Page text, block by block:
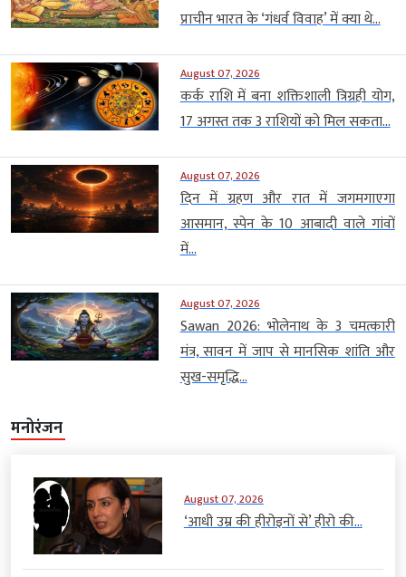
प्राचीन भारत के ‘गंधर्व विवाह’ में क्या थे...
August 07, 2026
कर्क राशि में बना शक्तिशाली त्रिग्रही योग,
17 अगस्त तक 3 राशियों को मिल सकता...
August 07, 2026
दिन में ग्रहण और रात में जगमगाएगा
आसमान, स्पेन के 10 आबादी वाले गांवों
में...
August 07, 2026
Sawan 2026: भोलेनाथ के 3 चमत्कारी
मंत्र, सावन में जाप से मानसिक शांति और
सुख-समृद्धि...
मनोरंजन
August 07, 2026
‘आधी उम्र की हीरोइनों से’ हीरो की...